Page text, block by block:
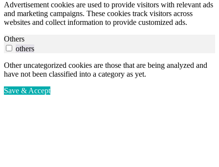
Advertisement cookies are used to provide visitors with relevant ads
and marketing campaigns. These cookies track visitors across
websites and collect information to provide customized ads.
Others
others
Other uncategorized cookies are those that are being analyzed and
have not been classified into a category as yet.
Save & Accept